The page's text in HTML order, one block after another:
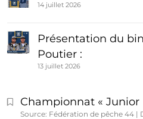
14 juillet 2026
Présentation du
Poutier :
13 juillet 2026
Championnat « Junior
Source: Fédération de pêche 44